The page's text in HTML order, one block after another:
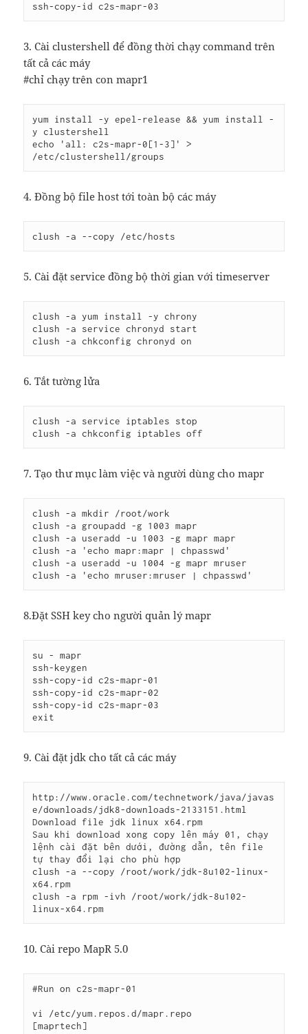
3. Cài clustershell để đồng thời chạy command trên
tất cả các máy
#chỉ chạy trên con mapr1
yum install -y epel-release && yum install -
y clustershell
echo 'all: c2s-mapr-0[1-3]' >
/etc/clustershell/groups
4. Đồng bộ file host tới toàn bộ các máy
clush -a --copy /etc/hosts
5. Cài đặt service đồng bộ thời gian với timeserver
clush -a yum install -y chrony
clush -a service chronyd start
6. Tắt tường lửa
clush -a service iptables stop
7. Tạo thư mục làm việc và người dùng cho mapr
clush -a mkdir /root/work
clush -a groupadd -g 1003 mapr
clush -a useradd -u 1003 -g mapr mapr
clush -a 'echo mapr:mapr | chpasswd'
clush -a useradd -u 1004 -g mapr mruser
8.Đặt SSH key cho người quản lý mapr
su - mapr
ssh-keygen
ssh-copy-id c2s-mapr-01
ssh-copy-id c2s-mapr-02
ssh-copy-id c2s-mapr-03
9. Cài đặt jdk cho tất cả các máy
http://www.oracle.com/technetwork/java/javas
e/downloads/jdk8-downloads-2133151.html
Download file jdk linux x64.rpm
Sau khi download xong copy lên máy 01, chạy
lệnh cài đặt bên dưới, đường dẫn, tên file
tự thay đổi lại cho phù hợp
clush -a --copy /root/work/jdk-8u102-linux-
x64.rpm
clush -a rpm -ivh /root/work/jdk-8u102-
10. Cài repo MapR 5.0
#Run on c2s-mapr-01
vi /etc/yum.repos.d/mapr.repo
[maprtech]